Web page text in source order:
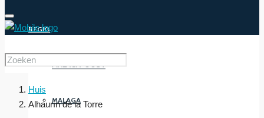
REGIO
MALAGA-OOST
MALAGA
Huis
Alhaurín de la Torre